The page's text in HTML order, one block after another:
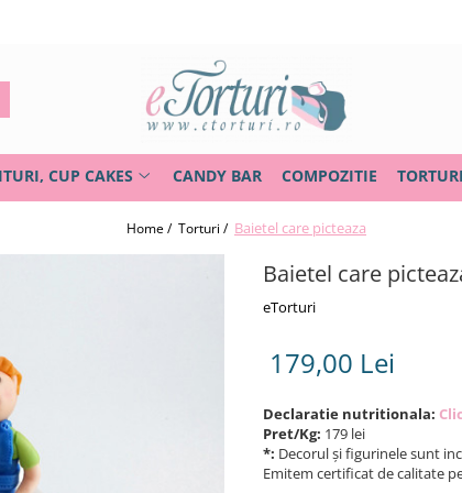
CUP CAKES CANDY BAR COMPOZITIE
Home / Torturi / Baietel care picteaza
Baietel care
eTorturi
179,00 Lei
Declaratie nutritionala:
Pret/Kg: 179 lei
*: Decorul și figurinele sunt
Emitem certificat de calitate